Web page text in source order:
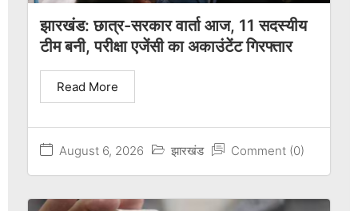
झारखंड: छात्र-सरकार वार्ता आज, 11 सदस्यीय
टीम बनी, परीक्षा एजेंसी का अकाउंटेंट गिरफ्तार
August 6, 2026 झारखंड Comment (0)
Read More